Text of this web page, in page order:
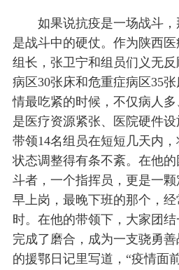
如果说抗疫是一场战斗
是战斗中的硬仗。作为陕西
组长，张卫宁和组员们义无
病区30张床和危重症病区35
情最吃紧的时候，不仅病人
是医疗资源紧张、医院硬件
带领14名组员在短短几天内
状态调整得有条不紊。在他
斗者，一个指挥员，更是一
早上岗，最晚下班的那个，
时。在他的带领下，大家团
完成了磨合，成为一支骁勇
的援鄂日记里写道，“疫情面